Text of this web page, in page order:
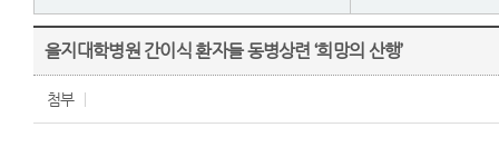
을지대학병원 간이식 환자들 동병상련 ‘희망의 산행’
첨부